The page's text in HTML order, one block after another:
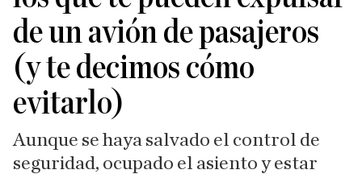
de un avión de pasajeros
(y te decimos cómo
evitarlo)
Aunque se haya salvado el control de
seguridad, ocupado el asiento y estar